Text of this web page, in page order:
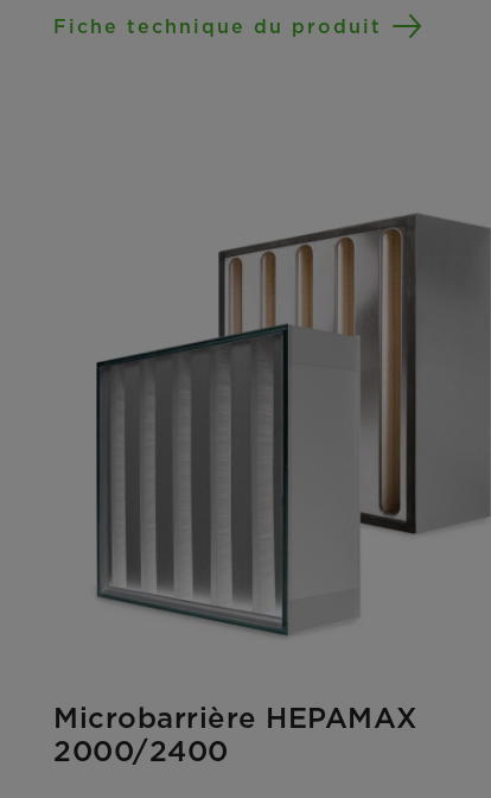
Fiche technique du produit
Microbarrière HEPAMAX
2000/2400